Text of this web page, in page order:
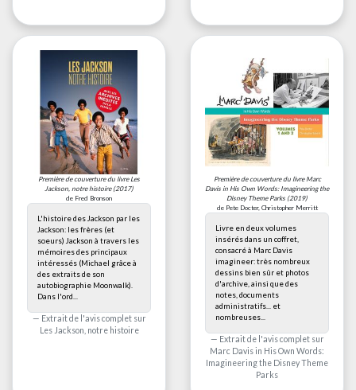
Première de couverture du livreLes
Jackson, notre histoire(2017)
de Fred Bronson
L'histoire des Jackson par les
Jackson: les frères (et
soeurs) Jackson à travers les
mémoires des principaux
intéressés (Michael grâce à
des extraits de son
autobiographie Moonwalk).
Dans l'ord...
Extrait de l'avis complet sur
Les Jackson, notre histoire
Première de couverture du livreMarc
Davis in His Own Words: Imagineering the
Disney Theme Parks (2019)
de Pete Docter, Christopher Merritt
Livre en deux volumes
insérés dans un coffret,
consacré à Marc Davis
imagineer: très nombreux
dessins bien sûr et photos
d'archive, ainsi que des
notes, documents
administratifs... et
nombreuses...
Extrait de l'avis complet sur
Marc Davis in His Own Words:
Imagineering the Disney Theme
Parks